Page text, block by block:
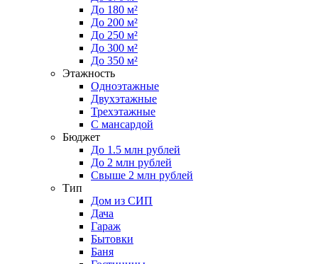
До 180 м²
До 200 м²
До 250 м²
До 300 м²
До 350 м²
Этажность
Одноэтажные
Двухэтажные
Трехэтажные
С мансардой
Бюджет
До 1.5 млн рублей
До 2 млн рублей
Свыше 2 млн рублей
Тип
Дом из СИП
Дача
Гараж
Бытовки
Баня